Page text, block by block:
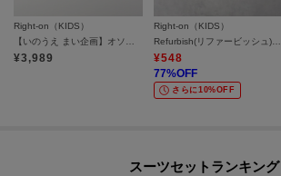
Right-on（KIDS）
【いのうえ まい企画】オソロ キッズTシャツ
¥3,989
Right-on（KIDS）
Refurbish(リファービッシュ)【キッズ】「接触冷感」切替配色Tシャツ
¥548
77%OFF
さらに10%OFF
スーツセットランキング